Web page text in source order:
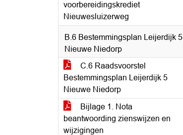
voorbereidingskrediet
Nieuwesluizerweg
B.6 Bestemmingsplan Leijerdijk 5
Nieuwe Niedorp
C.6 Raadsvoorstel
Bestemmingsplan Leijerdijk 5
Nieuwe Niedorp
Bijlage 1. Nota
beantwoording zienswijzen en
wijzigingen